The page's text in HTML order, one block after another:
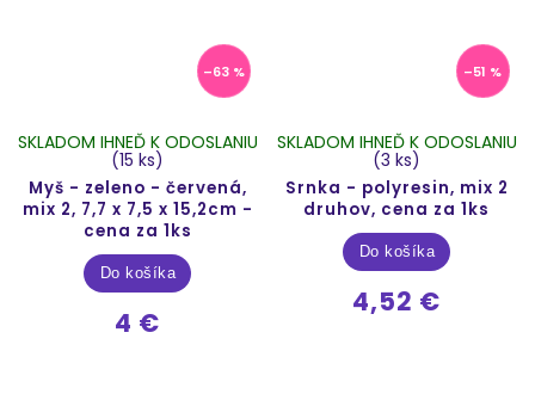
–63 %
Myš - zeleno - červená,
mix 2, 7,7 x 7,5 x 15,2cm -
cena za 1ks
SKLADOM IHNEĎ K ODOSLANIU
(15 ks)
4 €
Do košíka
–51 %
Srnka - polyresin, mix 2
druhov, cena za 1ks
SKLADOM IHNEĎ K ODOSLANIU
(3 ks)
4,52 €
Do košíka